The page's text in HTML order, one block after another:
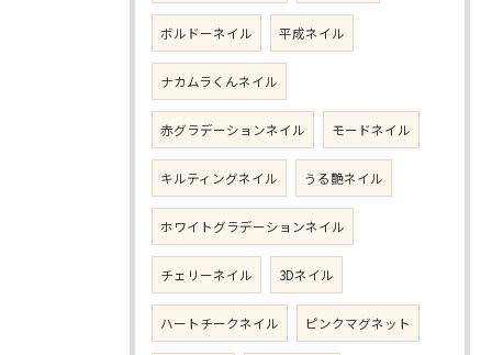
ボルドーネイル 平成ネイル
ナカムラくんネイル
赤グラデーションネイル モードネイル
キルティングネイル うる艶ネイル
ホワイトグラデーションネイル
チェリーネイル 3Dネイル
ハートチークネイル ピンクマグネット